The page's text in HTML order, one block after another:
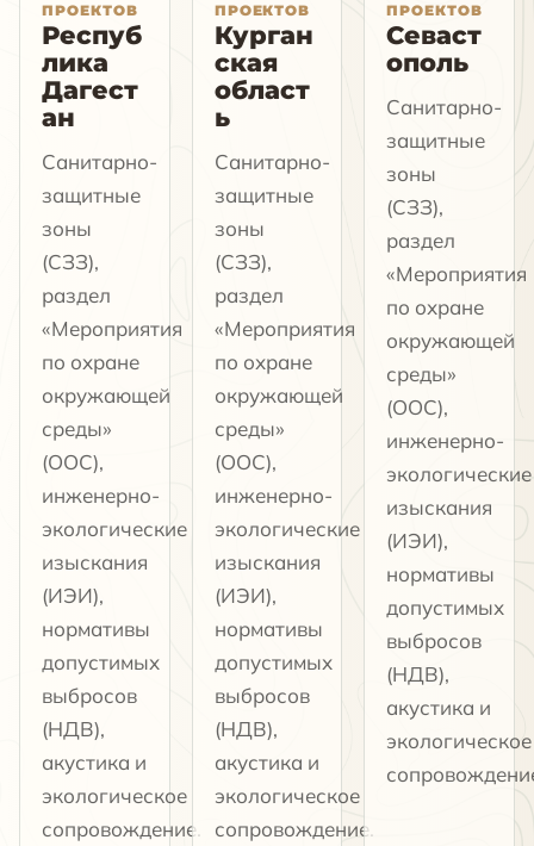
ПРОЕКТОВ
Респуб
лика
Дагест
ан
Санитарно-
защитные
зоны
(СЗЗ),
раздел
«Мероприятия
по охране
окружающей
среды»
(ООС),
инженерно-
экологические
изыскания
(ИЭИ),
нормативы
допустимых
выбросов
(НДВ),
акустика и
экологическое
сопровождение.
ПРОЕКТОВ
Курган
ская
област
ь
Санитарно-
защитные
зоны
(СЗЗ),
раздел
«Мероприятия
по охране
окружающей
среды»
(ООС),
инженерно-
экологические
изыскания
(ИЭИ),
нормативы
допустимых
выбросов
(НДВ),
акустика и
экологическое
сопровождение.
ПРОЕКТОВ
Севаст
ополь
Санитарно-
защитные
зоны
(СЗЗ),
раздел
«Мероприятия
по охране
окружающей
среды»
(ООС),
инженерно-
экологические
изыскания
(ИЭИ),
нормативы
допустимых
выбросов
(НДВ),
акустика и
экологическое